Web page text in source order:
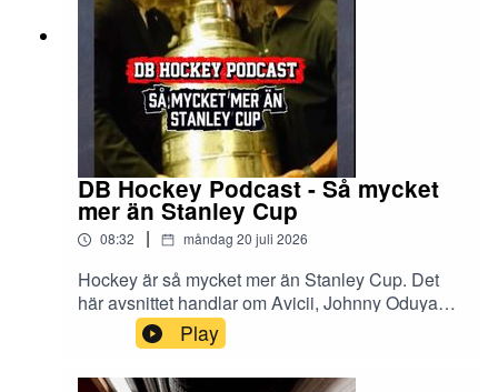
DB Hockey Podcast - Så mycket
mer än Stanley Cup
08:32 | måndag 20 juli 2026
Hockey är så mycket mer än Stanley Cup. Det
här avsnittet handlar om Avicii, Johnny Oduya
och att få med sig viktiga egenskaper för
livet. Enjoy
Play